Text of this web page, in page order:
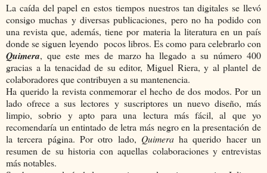
La caída del papel en estos tiempos nuestros tan digitales se llevó
consigo muchas y diversas publicaciones, pero no ha podido con
una revista que, además, tiene por materia la literatura en un país
donde se siguen leyendo pocos libros. Es como para celebrarlo con
Quimera, que este mes de marzo ha llegado a su número 400
gracias a la tenacidad de su editor, Miguel Riera, y al plantel de
colaboradores que contribuyen a su mantenencia.
Ha querido la revista conmemorar el hecho de dos modos. Por un
lado ofrece a sus lectores y suscriptores un nuevo diseño, más
limpio, sobrio y apto para una lectura más fácil, al que yo
recomendaría un entintado de letra más negro en la presentación de
la tercera página. Por otro lado, Quimeraha querido hacer un
resumen de su historia con aquellas colaboraciones y entrevistas
más notables.